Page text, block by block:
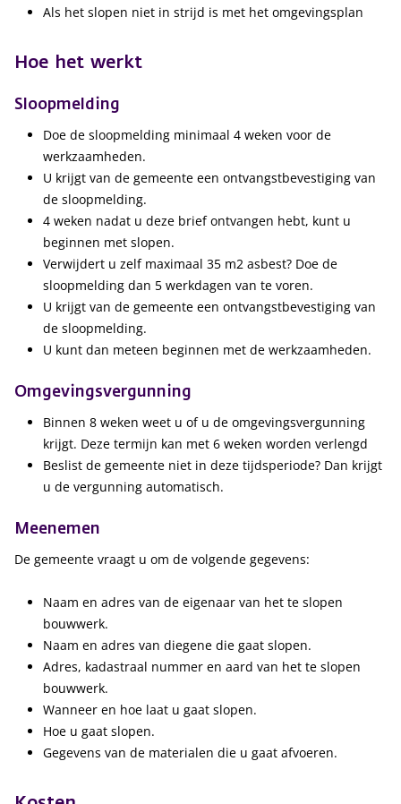
Als het slopen niet in strijd is met het omgevingsplan
Hoe het werkt
Sloopmelding
Doe de sloopmelding minimaal 4 weken voor de
werkzaamheden.
U krijgt van de gemeente een ontvangstbevestiging van
de sloopmelding.
4 weken nadat u deze brief ontvangen hebt, kunt u
beginnen met slopen.
Verwijdert u zelf maximaal 35 m2 asbest? Doe de
sloopmelding dan 5 werkdagen van te voren.
U krijgt van de gemeente een ontvangstbevestiging van
de sloopmelding.
U kunt dan meteen beginnen met de werkzaamheden.
Omgevingsvergunning
Binnen 8 weken weet u of u de omgevingsvergunning
krijgt. Deze termijn kan met 6 weken worden verlengd
Beslist de gemeente niet in deze tijdsperiode? Dan krijgt
u de vergunning automatisch.
Meenemen
De gemeente vraagt u om de volgende gegevens:
Naam en adres van de eigenaar van het te slopen
bouwwerk.
Naam en adres van diegene die gaat slopen.
Adres, kadastraal nummer en aard van het te slopen
bouwwerk.
Wanneer en hoe laat u gaat slopen.
Hoe u gaat slopen.
Gegevens van de materialen die u gaat afvoeren.